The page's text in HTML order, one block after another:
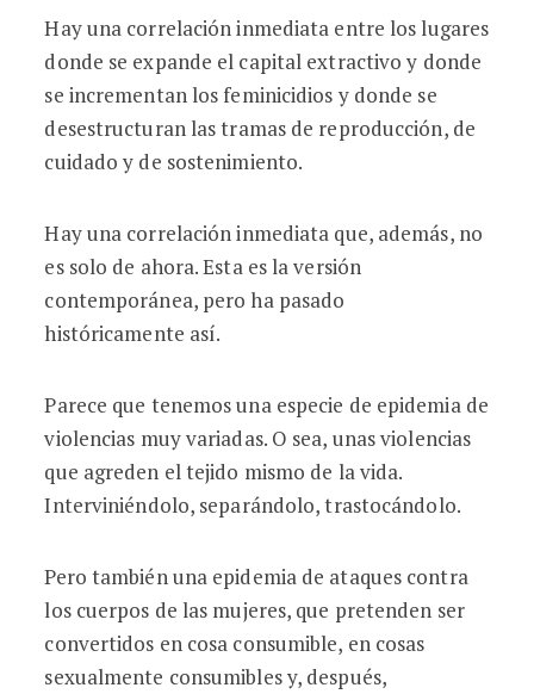
Hay una correlación inmediata entre los lugares
donde se expande el capital extractivo y donde
se incrementan los feminicidios y donde se
desestructuran las tramas de reproducción, de
cuidado y de sostenimiento.
Hay una correlación inmediata que, además, no
es solo de ahora. Esta es la versión
contemporánea, pero ha pasado
históricamente así.
Parece que tenemos una especie de epidemia de
violencias muy variadas. O sea, unas violencias
que agreden el tejido mismo de la vida.
Interviniéndolo, separándolo, trastocándolo.
Pero también una epidemia de ataques contra
los cuerpos de las mujeres, que pretenden ser
convertidos en cosa consumible, en cosas
sexualmente consumibles y, después,